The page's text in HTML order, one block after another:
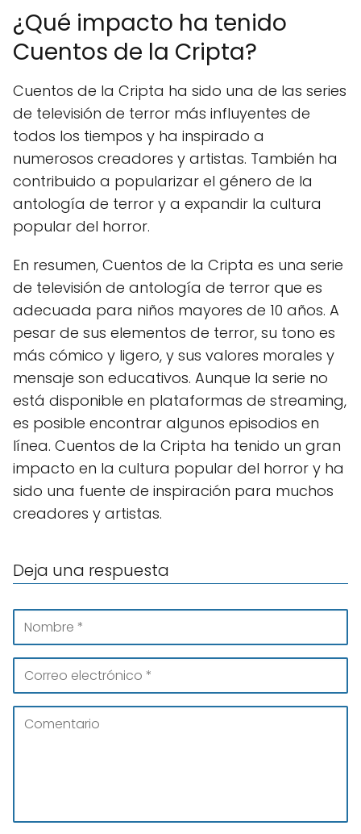
¿Qué impacto ha tenido
Cuentos de la Cripta?
Cuentos de la Cripta ha sido una de las series
de televisión de terror más influyentes de
todos los tiempos y ha inspirado a
numerosos creadores y artistas. También ha
contribuido a popularizar el género de la
antología de terror y a expandir la cultura
popular del horror.
En resumen, Cuentos de la Cripta es una serie
de televisión de antología de terror que es
adecuada para niños mayores de 10 años. A
pesar de sus elementos de terror, su tono es
más cómico y ligero, y sus valores morales y
mensaje son educativos. Aunque la serie no
está disponible en plataformas de streaming,
es posible encontrar algunos episodios en
línea. Cuentos de la Cripta ha tenido un gran
impacto en la cultura popular del horror y ha
sido una fuente de inspiración para muchos
creadores y artistas.
Deja una respuesta